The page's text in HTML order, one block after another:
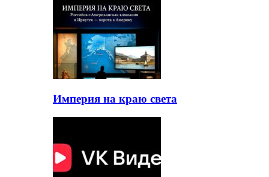
Империя на краю света